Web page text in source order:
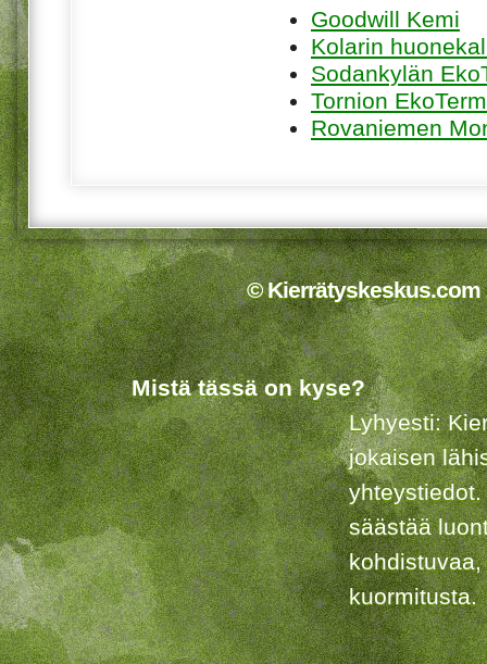
Goodwill Kemi
Kolarin
Sodankylän
Tornion
Rovaniemen
© Kierrätyskeskus.com
Mistä tässä on kyse?
Lyhyesti:
jokaisen
säästää
kuormitusta.